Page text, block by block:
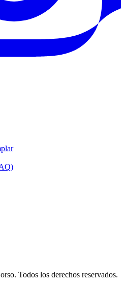
Todos los derechos reservados.